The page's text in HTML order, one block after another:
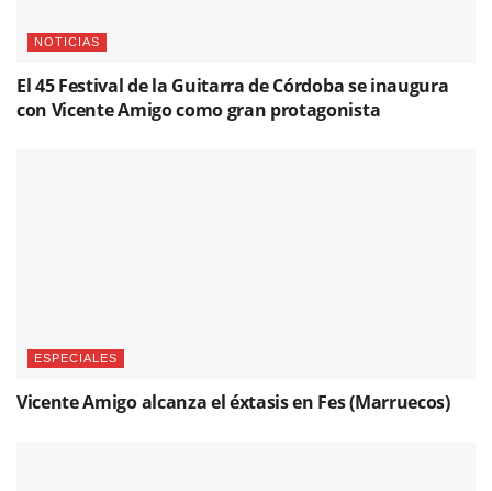
NOTICIAS
El 45 Festival de la Guitarra de Córdoba se inaugura
con Vicente Amigo como gran protagonista
ESPECIALES
Vicente Amigo alcanza el éxtasis en Fes (Marruecos)